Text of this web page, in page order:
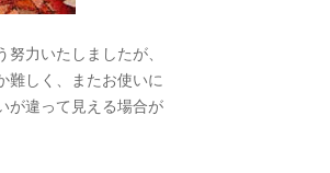
力いたしましたが、
難しく、またお使いに
が違って見える場合が